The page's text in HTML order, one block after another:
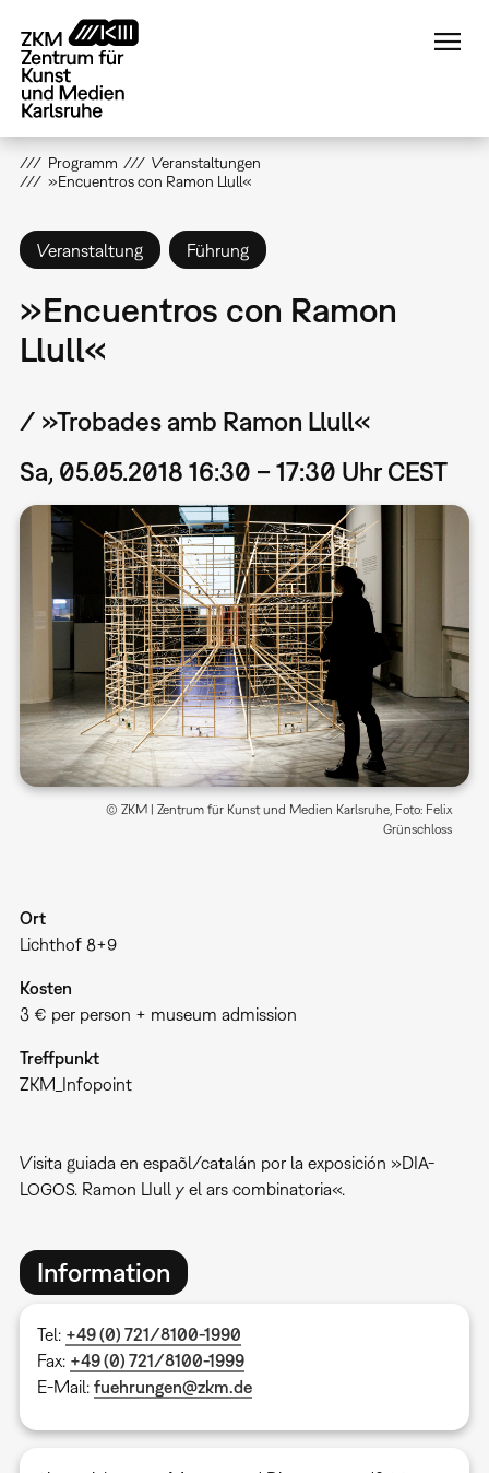
zum
Inhalt
Programm
Veranstaltungen
»Encuentros con Ramon Llull«
Veranstaltung Führung
»Encuentros con Ramon
Llull«
/ »Trobades amb Ramon Llull«
Sa, 05.05.2018 16:30 – 17:30 Uhr CEST
© ZKM | Zentrum für Kunst und Medien Karlsruhe, Foto: Felix
Grünschloss
Ort
Lichthof 8+9
Kosten
3 € per person + museum admission
Treffpunkt
ZKM_Infopoint
Visita guiada en espaõl/catalán por la exposición »DIA-
LOGOS. Ramon LIull y el ars combinatoria«.
Information
Tel: +49 (0) 721/8100-1990
Fax: +49 (0) 721/8100-1999
E-Mail: fuehrungen@zkm.de